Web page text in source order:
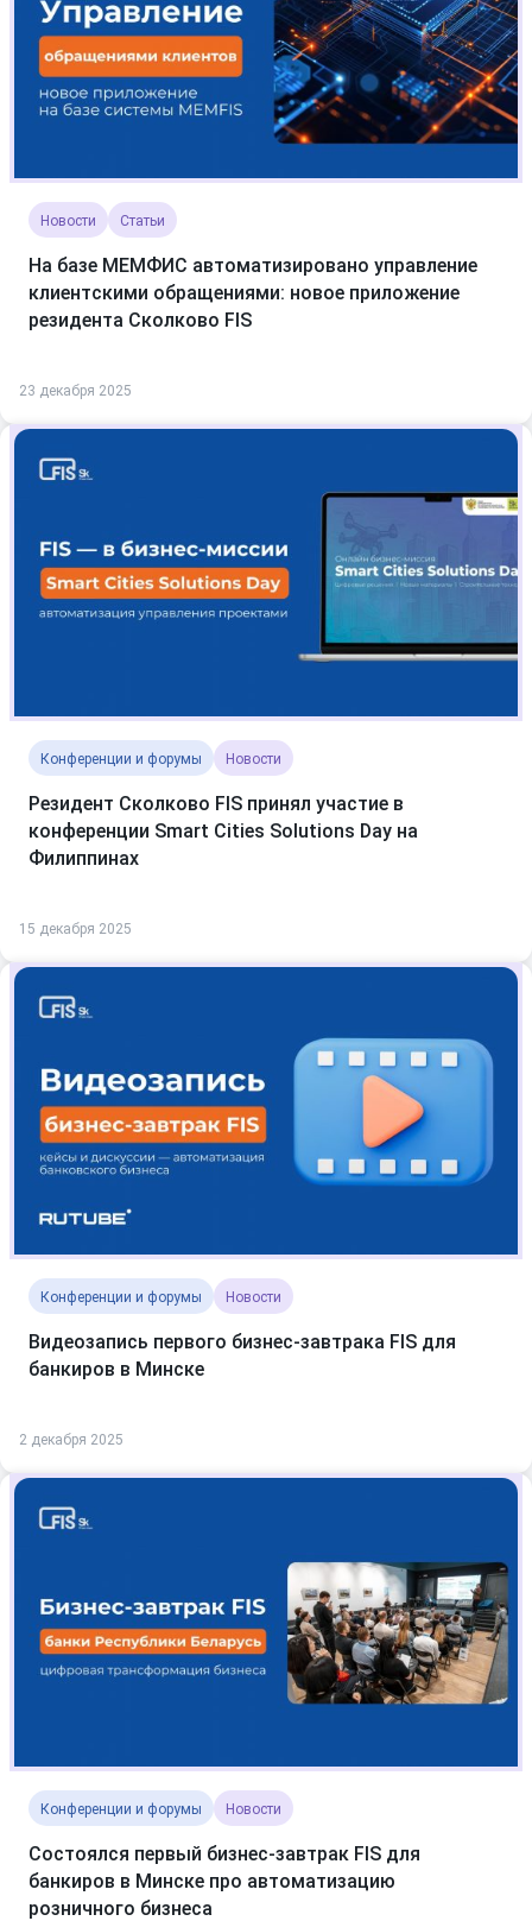
Новости Статьи
На базе МЕМФИС автоматизировано управление
клиентскими обращениями: новое приложение
резидента Сколково FIS
23 декабря 2025
Конференции и форумы Новости
Резидент Сколково FIS принял участие в
конференции Smart Cities Solutions Day на
Филиппинах
15 декабря 2025
Конференции и форумы Новости
Видеозапись первого бизнес-завтрака FIS для
банкиров в Минске
2 декабря 2025
Конференции и форумы Новости
Состоялся первый бизнес-завтрак FIS для
банкиров в Минске про автоматизацию
розничного бизнеса